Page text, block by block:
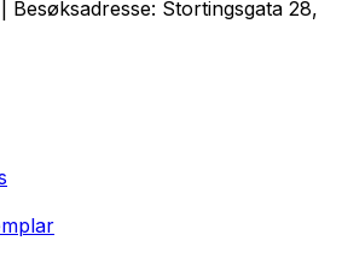
Besøksadresse: Stortingsgata 28,